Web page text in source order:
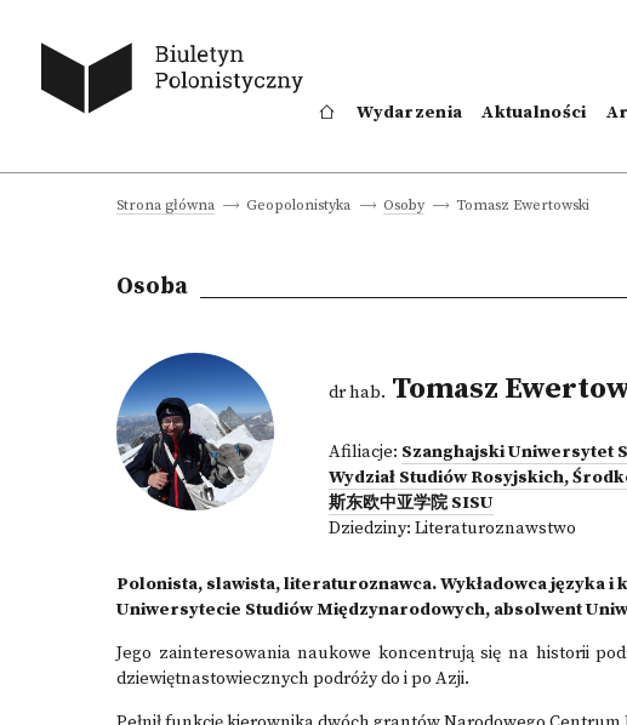
Wydarzenia Aktualności
Strona główna Geopolonistyka Osoby Tomasz Ewertowski
Osoba
dr hab. Tomasz
Afiliacje: Szanghajski Uniwersytet
Wydział Studiów Rosyjskich,
斯东欧中亚学院 SISU
Dziedziny: Literaturoznawstwo
Polonista, slawista, literaturoznawca. Wykładowca języka
Uniwersytecie Studiów Międzynarodowych, absolwent
Jego zainteresowania naukowe koncentrują się na historii
dziewiętnastowiecznych podróży do i po Azji.